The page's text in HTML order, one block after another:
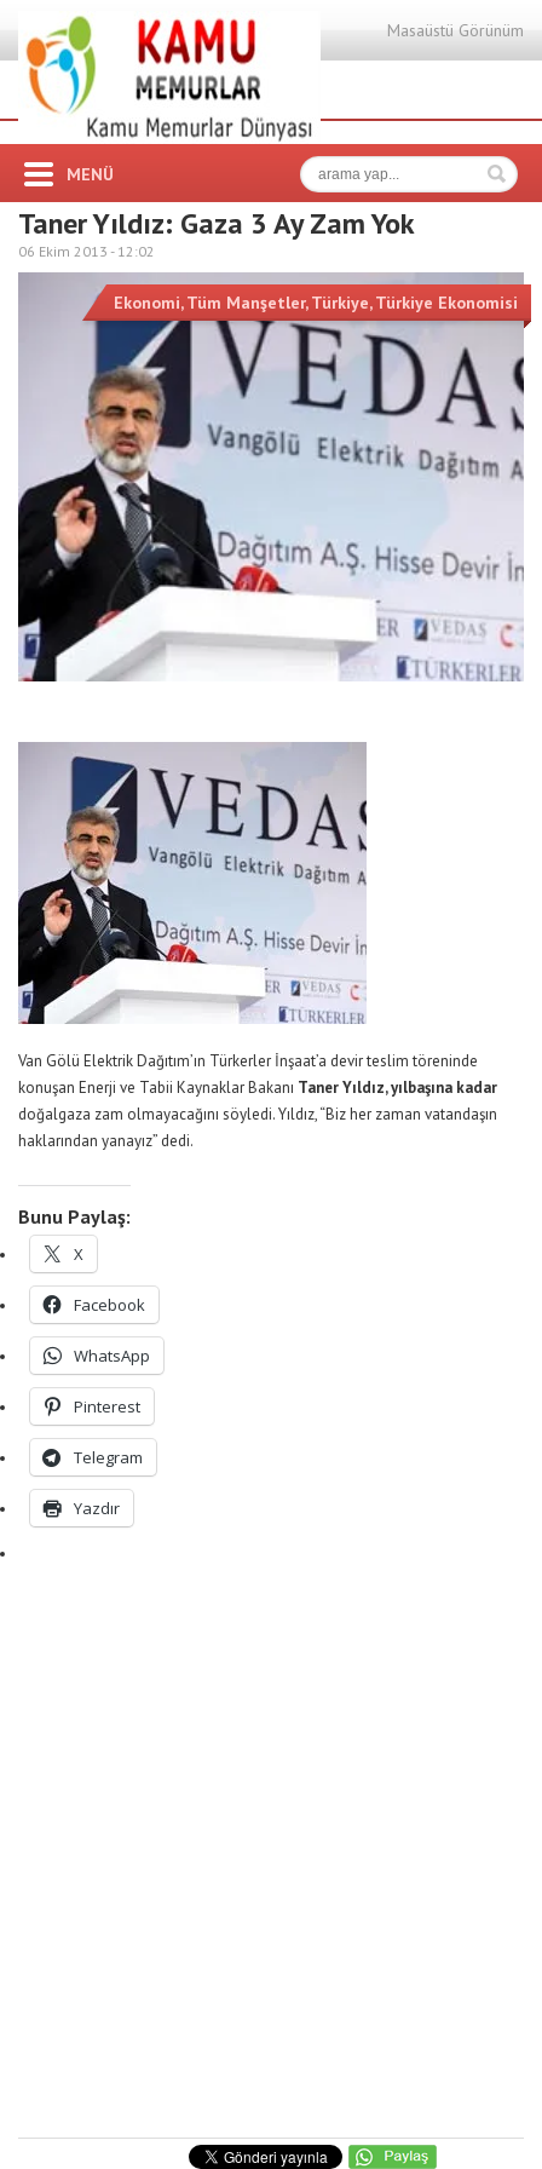
Masaüstü Görünüm
MENÜ
Taner Yıldız: Gaza 3 Ay Zam Yok
06 Ekim 2013 - 12:02
Ekonomi,Tüm Manşetler,Türkiye,Türkiye Ekonomisi
Van Gölü Elektrik Dağıtım’ın Türkerler İnşaat’a devir teslim töreninde
konuşan Enerji ve Tabii Kaynaklar Bakanı Taner Yıldız, yılbaşına kadar
doğalgaza zam olmayacağını söyledi. Yıldız, “Biz her zaman vatandaşın
haklarından yanayız” dedi.
Bunu Paylaş:
X
Facebook
WhatsApp
Pinterest
Telegram
Yazdır